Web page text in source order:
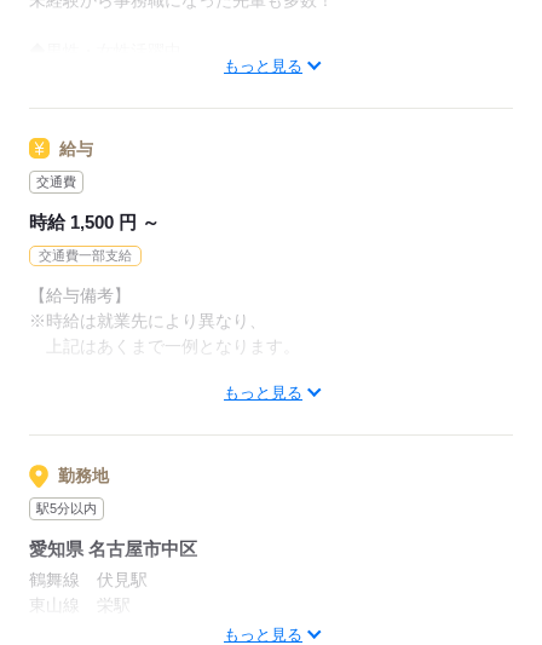
そんなご希望を、ぜひ聞かせてくださいね。
あなたに合ったお仕事をご紹介します。
リクルートスタッフィングなら
オフィスワーク未経験から
事務デビューできますよ！
・ブランクがあるので
手厚くサポートしてもらいたい
【PCスキルに自信がない方へ】
これから一緒に学んでいきましょう！
※高校生の方は、ご登録いただけません。
応募する
もっと見る
給与
交通費
時給 1,500 円 ～
交通費一部支給
【給与備考】
※時給は就業先により異なり、
上記はあくまで一例となります。
「現在よりも稼ぎたいから最低●●円以上がいい」
「多少給与が低くても残業なしがいい」など
希望に応じてお仕事を紹介します。
応募する
もっと見る
勤務地
駅5分以内
愛知県 名古屋市中区
鶴舞線 伏見駅
東山線 栄駅
もっと見る